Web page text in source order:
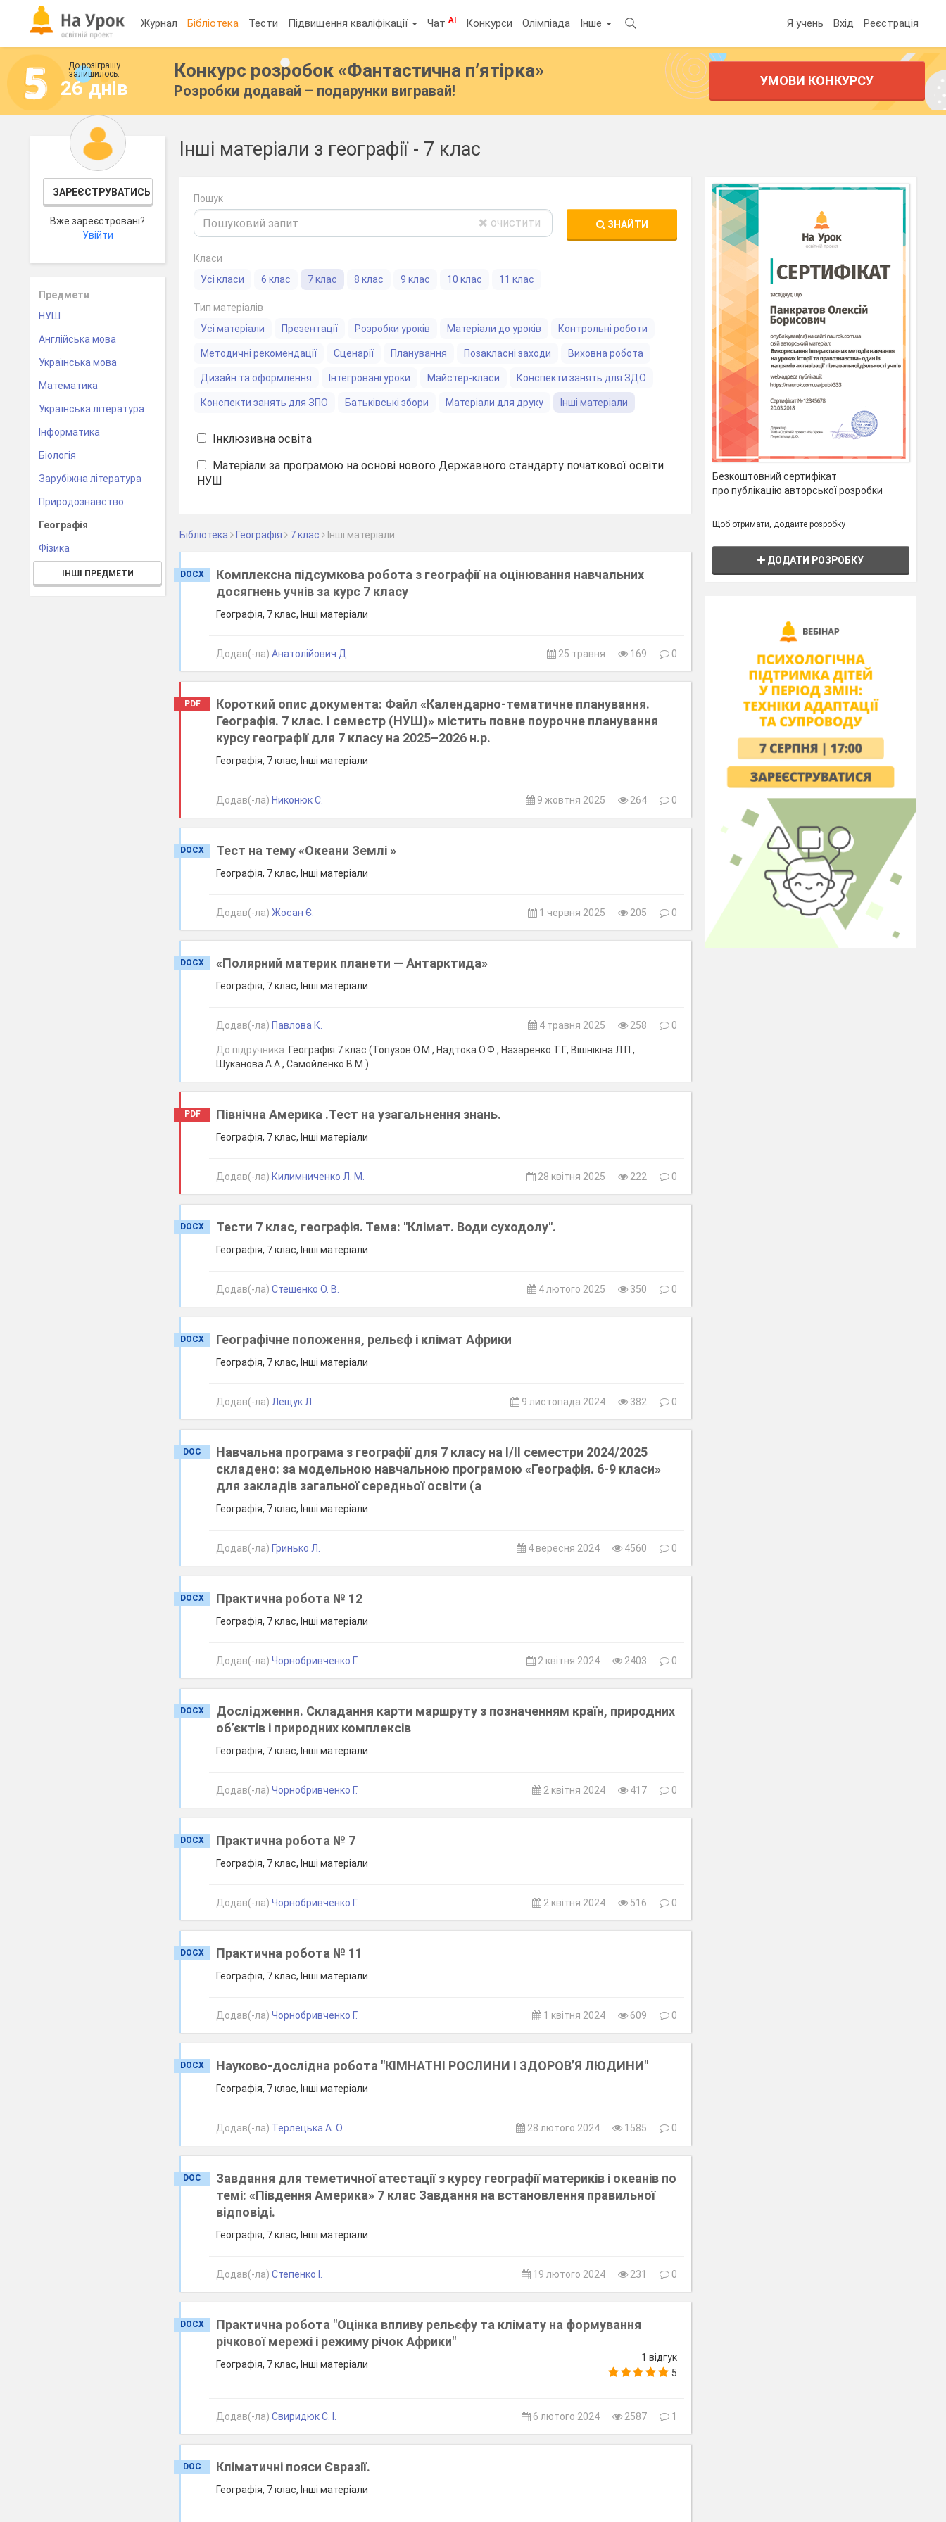
Журнал Бібліотека Тести Підвищення кваліфікації ЧатAI Конкурси Олімпіада Інше Я учень Вхід Реєстрація
До розіграшу
залишилось:
26 днів
Конкурс розробок «Фантастична п’ятірка»
Розробки додавай – подарунки вигравай!
УМОВИ КОНКУРСУ
ЗАРЕЄСТРУВАТИСЬ
Вже зареєстровані?
Увійти
Предмети
НУШ
Англійська мова
Українська мова
Математика
Українська література
Інформатика
Біологія
Зарубіжна література
Природознавство
Географія
Фізика
ІНШІ ПРЕДМЕТИ
Інші матеріали з географії - 7 клас
Пошук
очистити ЗНАЙТИ
Класи
Усі класи
6 клас 7 клас 8 клас 9 клас 10 клас 11 клас
Тип матеріалів
Усі матеріали
Презентації Розробки уроків Матеріали до уроків Контрольні роботи
Методичні рекомендації Сценарії Планування Позакласні заходи Виховна робота
Дизайн та оформлення Інтегровані уроки Майстер-класи Конспекти занять для ЗДО
Конспекти занять для ЗПО Батьківські збори Матеріали для друку Інші матеріали
Інклюзивна освіта
Матеріали за програмою на основі нового Державного стандарту початкової освіти
НУШ
Бібліотека Географія 7 клас Інші матеріали
DOCX
Комплексна підсумкова робота з географії на оцінювання навчальних
досягнень учнів за курс 7 класу
Географія, 7 клас, Інші матеріали
Додав(-ла)Анатолійович Д. 25 травня 169 0
PDF
Короткий опис документа: Файл «Календарно-тематичне планування.
Географія. 7 клас. І семестр (НУШ)» містить повне поурочне планування
курсу географії для 7 класу на 2025–2026 н.р.
Географія, 7 клас, Інші матеріали
Додав(-ла) Никонюк С. 9 жовтня 2025 264 0
DOCX Тест на тему «Океани Землі »
Географія, 7 клас, Інші матеріали
Додав(-ла)Жосан Є. 1 червня 2025 205 0
DOCX «Полярний материк планети — Антарктида»
Географія, 7 клас, Інші матеріали
Додав(-ла) Павлова К. 4 травня 2025 258 0
До підручника Географія 7 клас (Топузов О.М., Надтока О.Ф., Назаренко Т.Г., Вішнікіна Л.П.,
Шуканова А.А., Самойленко В.М.)
PDF Північна Америка .Тест на узагальнення знань.
Географія, 7 клас, Інші матеріали
Додав(-ла) Килимниченко Л. М. 28 квітня 2025 222 0
DOCX Тести 7 клас, географія. Тема: "Клімат. Води суходолу".
Географія, 7 клас, Інші матеріали
Додав(-ла)Стешенко О. В. 4 лютого 2025 350 0
DOCX Географічне положення, рельєф і клімат Африки
Географія, 7 клас, Інші матеріали
Додав(-ла) Лещук Л. 9 листопада 2024 382 0
DOC
Навчальна програма з географії для 7 класу на І/ІІ семестри 2024/2025
складено: за модельною навчальною програмою «Географія. 6-9 класи»
для закладів загальної середньої освіти (а
Географія, 7 клас, Інші матеріали
Додав(-ла) Гринько Л. 4 вересня 2024 4560 0
DOCX Практична робота № 12
Географія, 7 клас, Інші матеріали
Додав(-ла)Чорнобривченко Г. 2 квітня 2024 2403 0
DOCX
Дослідження. Складання карти маршруту з позначенням країн, природних
об’єктів і природних комплексів
Географія, 7 клас, Інші матеріали
Додав(-ла)Чорнобривченко Г. 2 квітня 2024 417 0
DOCX Практична робота № 7
Географія, 7 клас, Інші матеріали
Додав(-ла)Чорнобривченко Г. 2 квітня 2024 516 0
DOCX Практична робота № 11
Географія, 7 клас, Інші матеріали
Додав(-ла)Чорнобривченко Г. 1 квітня 2024 609 0
DOCX Науково-дослідна робота "КІМНАТНІ РОСЛИНИ І ЗДОРОВ’Я ЛЮДИНИ"
Географія, 7 клас, Інші матеріали
Додав(-ла) Терлецька А. О. 28 лютого 2024 1585 0
DOC
Завдання для теметичної атестації з курсу географії материків і океанів по
темі: «Південня Америка» 7 клас Завдання на встановлення правильної
відповіді.
Географія, 7 клас, Інші матеріали
Додав(-ла)Степенко І. 19 лютого 2024 231 0
DOCX
Практична робота "Оцінка впливу рельєфу та клімату на формування
річкової мережі і режиму річок Африки"
Географія, 7 клас, Інші матеріали
1 відгук
5
Додав(-ла)Свиридюк С. І. 6 лютого 2024 2587 1
DOC Кліматичні пояси Євразії.
Географія, 7 клас, Інші матеріали
Безкоштовний сертифікат
про публікацію авторської розробки
Щоб отримати, додайте розробку
ДОДАТИ РОЗРОБКУ